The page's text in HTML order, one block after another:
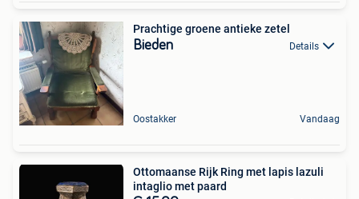
Prachtige groene antieke zetel
Bieden Details
Oostakker Vandaag
Ottomaanse Rijk Ring met lapis lazuli
intaglio met paard